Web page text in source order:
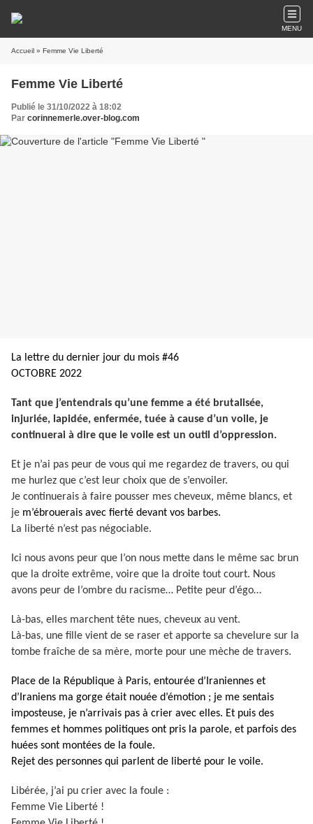
MENU
Accueil » Femme Vie Liberté
Femme Vie Liberté
Publié le 31/10/2022 à 18:02
Par corinnemerle.over-blog.com
La lettre du dernier jour du mois #46
OCTOBRE 2022
Tant que j’entendrais qu’une femme a été brutalisée,
injuriée, lapidée, enfermée, tuée à cause d’un voile, je
continuerai à dire que le voile est un outil d’oppression.
Et je n’ai pas peur de vous qui me regardez de travers, ou qui
me hurlez que c’est leur choix que de s’envoiler.
Je continuerais à faire pousser mes cheveux, même blancs, et
je m’ébrouerais avec fierté devant vos barbes.
La liberté n’est pas négociable.
Ici nous avons peur que l’on nous mette dans le même sac brun
que la droite extrême, voire que la droite tout court. Nous
avons peur de l’ombre du racisme… Petite peur d’égo…
Là-bas, elles marchent tête nues, cheveux au vent.
Là-bas, une fille vient de se raser et apporte sa chevelure sur la
tombe fraîche de sa mère, morte pour une mèche de travers.
Place de la République à Paris, entourée d’Iraniennes et
d’Iraniens ma gorge était nouée d’émotion ; je me sentais
imposteuse, je n’arrivais pas à crier avec elles. Et puis des
femmes et hommes politiques ont pris la parole, et parfois des
huées sont montées de la foule.
Rejet des personnes qui parlent de liberté pour le voile.
Libérée, j’ai pu crier avec la foule :
Femme Vie Liberté !